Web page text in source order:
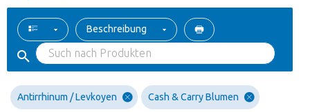
Beschreibung
Antirrhinum / Levkoyen Cash & Carry Blumen